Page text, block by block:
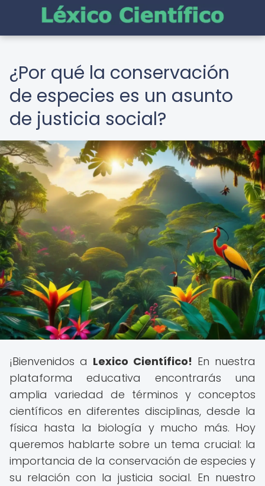
¿Por qué la conservación
de especies es un asunto
de justicia social?
¡Bienvenidos a Lexico Científico! En nuestra
plataforma educativa encontrarás una
amplia variedad de términos y conceptos
científicos en diferentes disciplinas, desde la
física hasta la biología y mucho más. Hoy
queremos hablarte sobre un tema crucial: la
importancia de la conservación de especies y
su relación con la justicia social. En nuestro